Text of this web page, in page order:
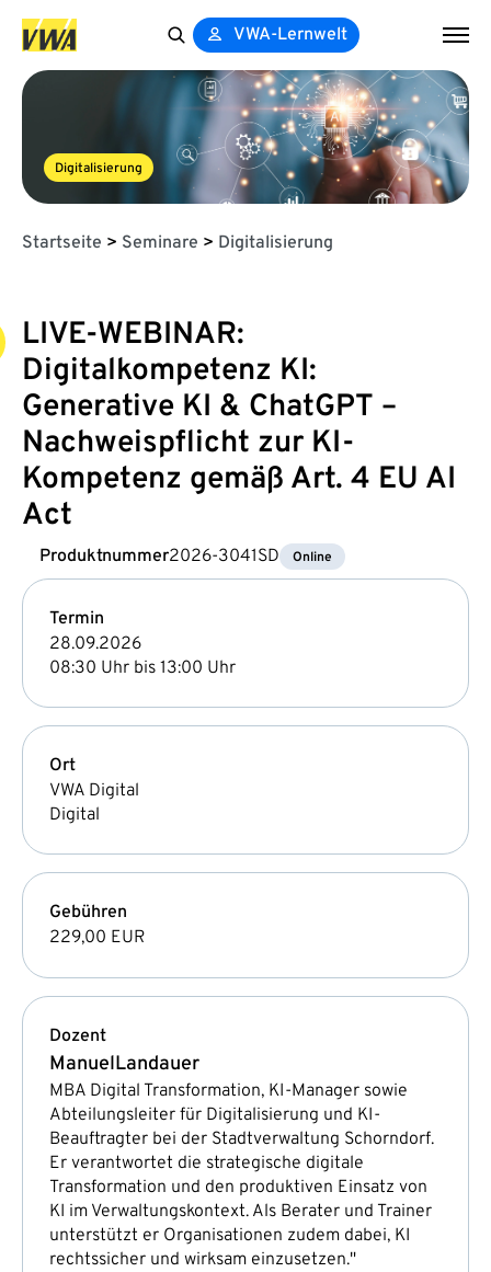
for:
VWA-Lernwelt
Digitalisierung
Startseite > Seminare > Digitalisierung
LIVE-WEBINAR:
Digitalkompetenz KI:
Generative KI & ChatGPT –
Nachweispflicht zur KI-
Kompetenz gemäß Art. 4 EU AI
Act
Produktnummer2026-3041SD Online
Termin
28.09.2026
08:30 Uhr bis 13:00 Uhr
Ort
VWA Digital
Digital
Gebühren
229,00 EUR
Dozent
ManuelLandauer
MBA Digital Transformation, KI-Manager sowie
Abteilungsleiter für Digitalisierung und KI-
Beauftragter bei der Stadtverwaltung Schorndorf.
Er verantwortet die strategische digitale
Transformation und den produktiven Einsatz von
KI im Verwaltungskontext. Als Berater und Trainer
unterstützt er Organisationen zudem dabei, KI
rechtssicher und wirksam einzusetzen."